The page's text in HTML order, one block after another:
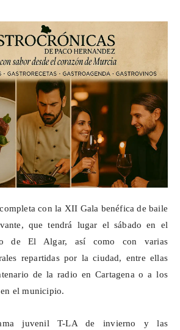
con la XII Gala benéfica de baile
que tendrá lugar el sábado en el
de El Algar, así como con varias
repartidas por la ciudad, entre ellas
de la radio en Cartagena o a los
el municipio.
juvenil T-LA de invierno y las